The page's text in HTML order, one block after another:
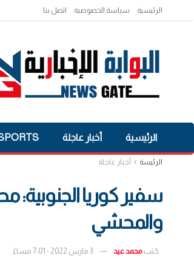
الرئيسية سياسة الخصوصية اتصل بنا
الرئيسية أخبار عاجلة
الرئيسة أخبار عاجلة
سفير كوريا
والمحشي
كتب محمد عيد 3 مارس 2022 - 7:01 مساءً